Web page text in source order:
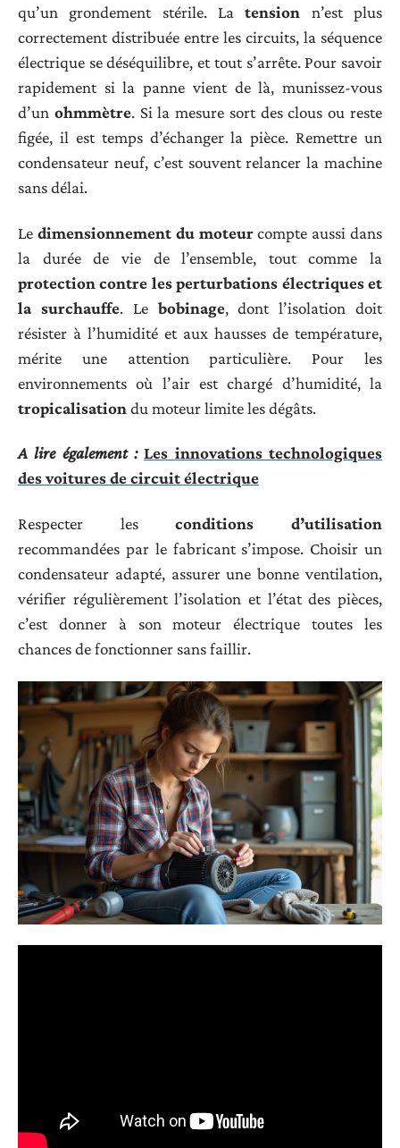
qu’un grondement stérile. Latension n’est plus
correctement distribuée entre les circuits, la séquence
électrique se déséquilibre, et tout s’arrête. Pour savoir
rapidement si la panne vient de là, munissez-vous
d’un ohmmètre. Si la mesure sort des clous ou reste
figée, il est temps d’échanger la pièce. Remettre un
condensateur neuf, c’est souvent relancer la machine
sans délai.
Le dimensionnement du moteurcompte aussi dans
la durée de vie de l’ensemble, tout comme la
protection contre les perturbations électriques et
la surchauffe. Le bobinage, dont l’isolation doit
résister à l’humidité et aux hausses de température,
mérite une attention particulière. Pour les
environnements où l’air est chargé d’humidité, la
tropicalisation du moteur limite les dégâts.
A lire également : Les innovations technologiques
des voitures de circuit électrique
Respecter lesconditions d’utilisation
recommandées par le fabricant s’impose. Choisir un
condensateur adapté, assurer une bonne ventilation,
vérifier régulièrement l’isolation et l’état des pièces,
c’est donner à son moteur électrique toutes les
chances de fonctionner sans faillir.